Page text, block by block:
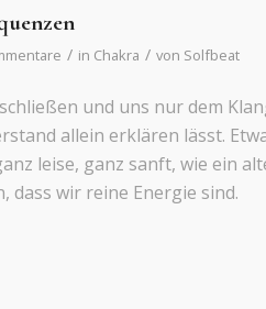
/ in Chakra / von Solfbeat
und uns nur dem
allein erklären lässt.
leise, ganz sanft, wie ein
dass wir reine Energie sind.